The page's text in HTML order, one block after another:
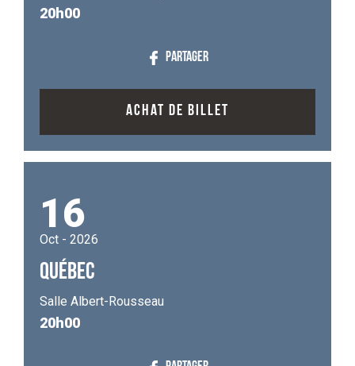
20h00
PARTAGER
ACHAT DE BILLET
16
Oct - 2026
QUÉBEC
Salle Albert-Rousseau
20h00